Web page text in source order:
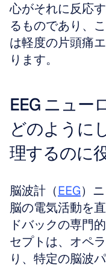
心がそれに反応
るものであり、
は軽度の片頭痛
ります。
EEG ニュー
どのように
理するのに
脳波計（EEG）
脳の電気活動を
ドバックの専門
セプトは、オペ
り、特定の脳波